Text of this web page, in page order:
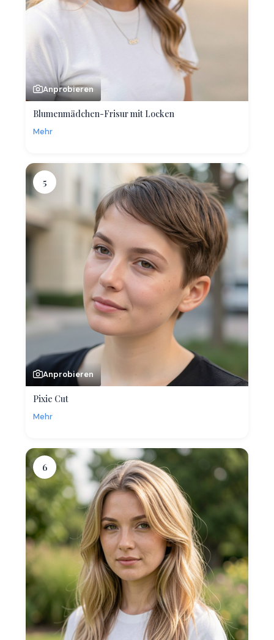
Anprobieren
Blumenmädchen-Frisur mit Locken
Mehr
5
Anprobieren
Pixie Cut
Mehr
6